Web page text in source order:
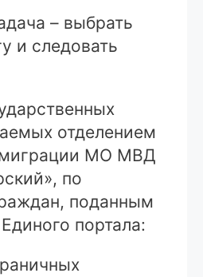
– выбрать
и следовать
отделением
МО МВД
по
поданным
портала: